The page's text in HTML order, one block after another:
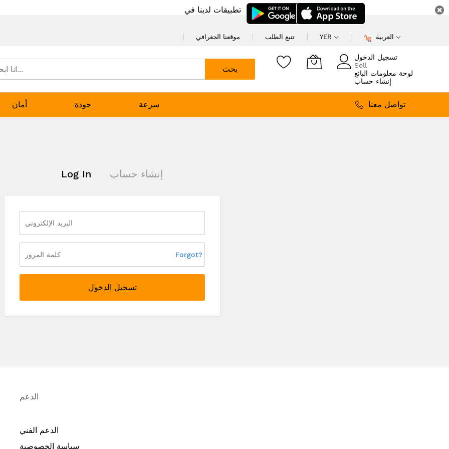
تطبيقات لدينا في
موقعنا الجغرافي تتبع الطلب YER العربية
بحث
تسجيل الدخول
Sell
لوحة معلومات البائع
إنشاء حساب
أمان جودة سرعة
تواصل معنا
Log In إنشاء حساب
Forgot?
تسجيل الدخول
الدعم
الدعم الفني
سياسة الخصوصية